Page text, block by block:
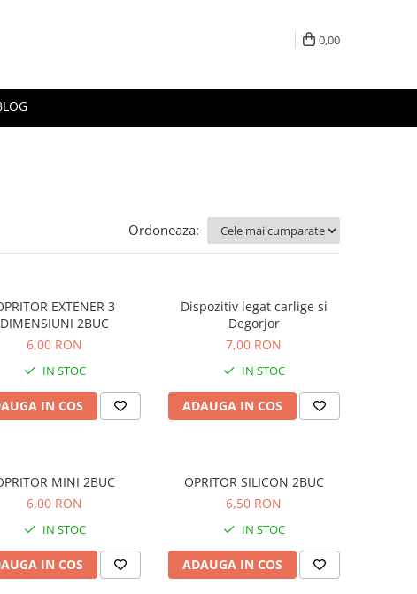
0,00
Ordoneaza:
EXTENER 3
DIMENSIUNI 2BUC
6,00 RON
IN STOC
IN COS
Dispozitiv legat carlige si
Degorjor
7,00 RON
IN STOC
ADAUGA IN COS
MINI 2BUC
6,00 RON
IN STOC
IN COS
OPRITOR SILICON 2BUC
6,50 RON
IN STOC
ADAUGA IN COS